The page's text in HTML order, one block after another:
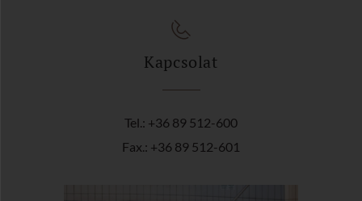
Kapcsolat
Tel.: +36 89 512-600
Fax.: +36 89 512-601